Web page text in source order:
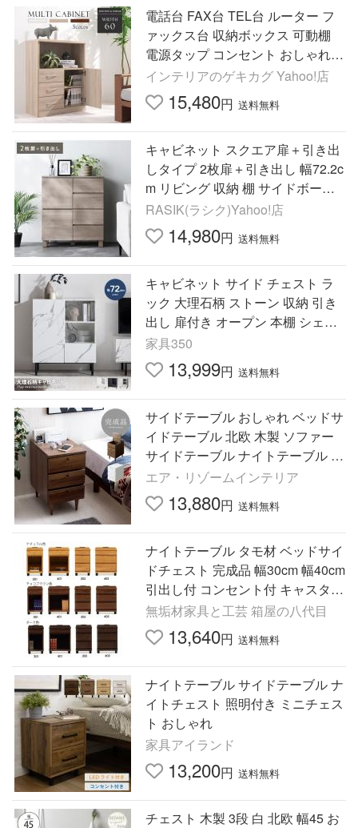
電話台 FAX台 TEL台 ルーター フ
ァックス台 収納ボックス 可動棚
電源タップ コンセント おしゃれ
サイドチェスト マルチラック イン
テリア 60cm
インテリアのゲキカグ Yahoo!店
15,480円 送料無料
キャビネット スクエア扉＋引き出
しタイプ 2枚扉＋引き出し 幅72.2c
m リビング 収納 棚 サイドボード
タンス チェスト 配線穴付 組立品
Sorelle ソレル 送料無料
RASIK(ラシク)Yahoo!店
14,980円 送料無料
キャビネット サイド チェスト ラ
ック 大理石柄 ストーン 収納 引き
出し 扉付き オープン 本棚 シェル
フ 可動棚 リビング デスク ディス
プレイ コンパクト
家具350
13,999円 送料無料
サイドテーブル おしゃれ ベッドサ
イドテーブル 北欧 木製 ソファー
サイドテーブル ナイトテーブル 収
納付き 引き出し サイドチェスト
エア・リゾームインテリア
13,880円 送料無料
ナイトテーブル タモ材 ベッドサイ
ドチェスト 完成品 幅30cm 幅40cm
引出し付 コンセント付 キャスター
付 爆買
無垢材家具と工芸 箱屋の八代目
13,640円 送料無料
ナイトテーブル サイドテーブル ナ
イトチェスト 照明付き ミニチェス
ト おしゃれ
家具アイランド
13,200円 送料無料
チェスト 木製 3段 白 北欧 幅45 お